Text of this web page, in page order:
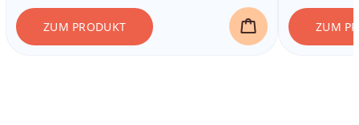
ZUM PRODUKT ZUM